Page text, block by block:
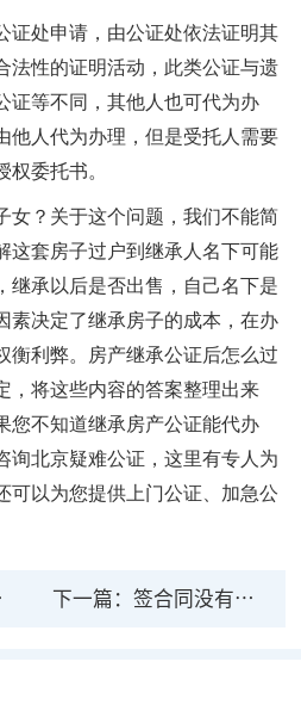
证处申请，由公证处依法证明其
法性的证明活动，此类公证与遗
证等不同，其他人也可代为办
他人代为办理，但是受托人需要
权委托书。
女？关于这个问题，我们不能简
这套房子过户到继承人名下可能
继承以后是否出售，自己名下是
素决定了继承房子的成本，在办
衡利弊。房产继承公证后怎么过
，将这些内容的答案整理出来
您不知道继承房产公证能代办
询北京疑难公证，这里有专人为
可以为您提供上门公证、加急公
下一篇： 签合同没有公证有法律效力吗